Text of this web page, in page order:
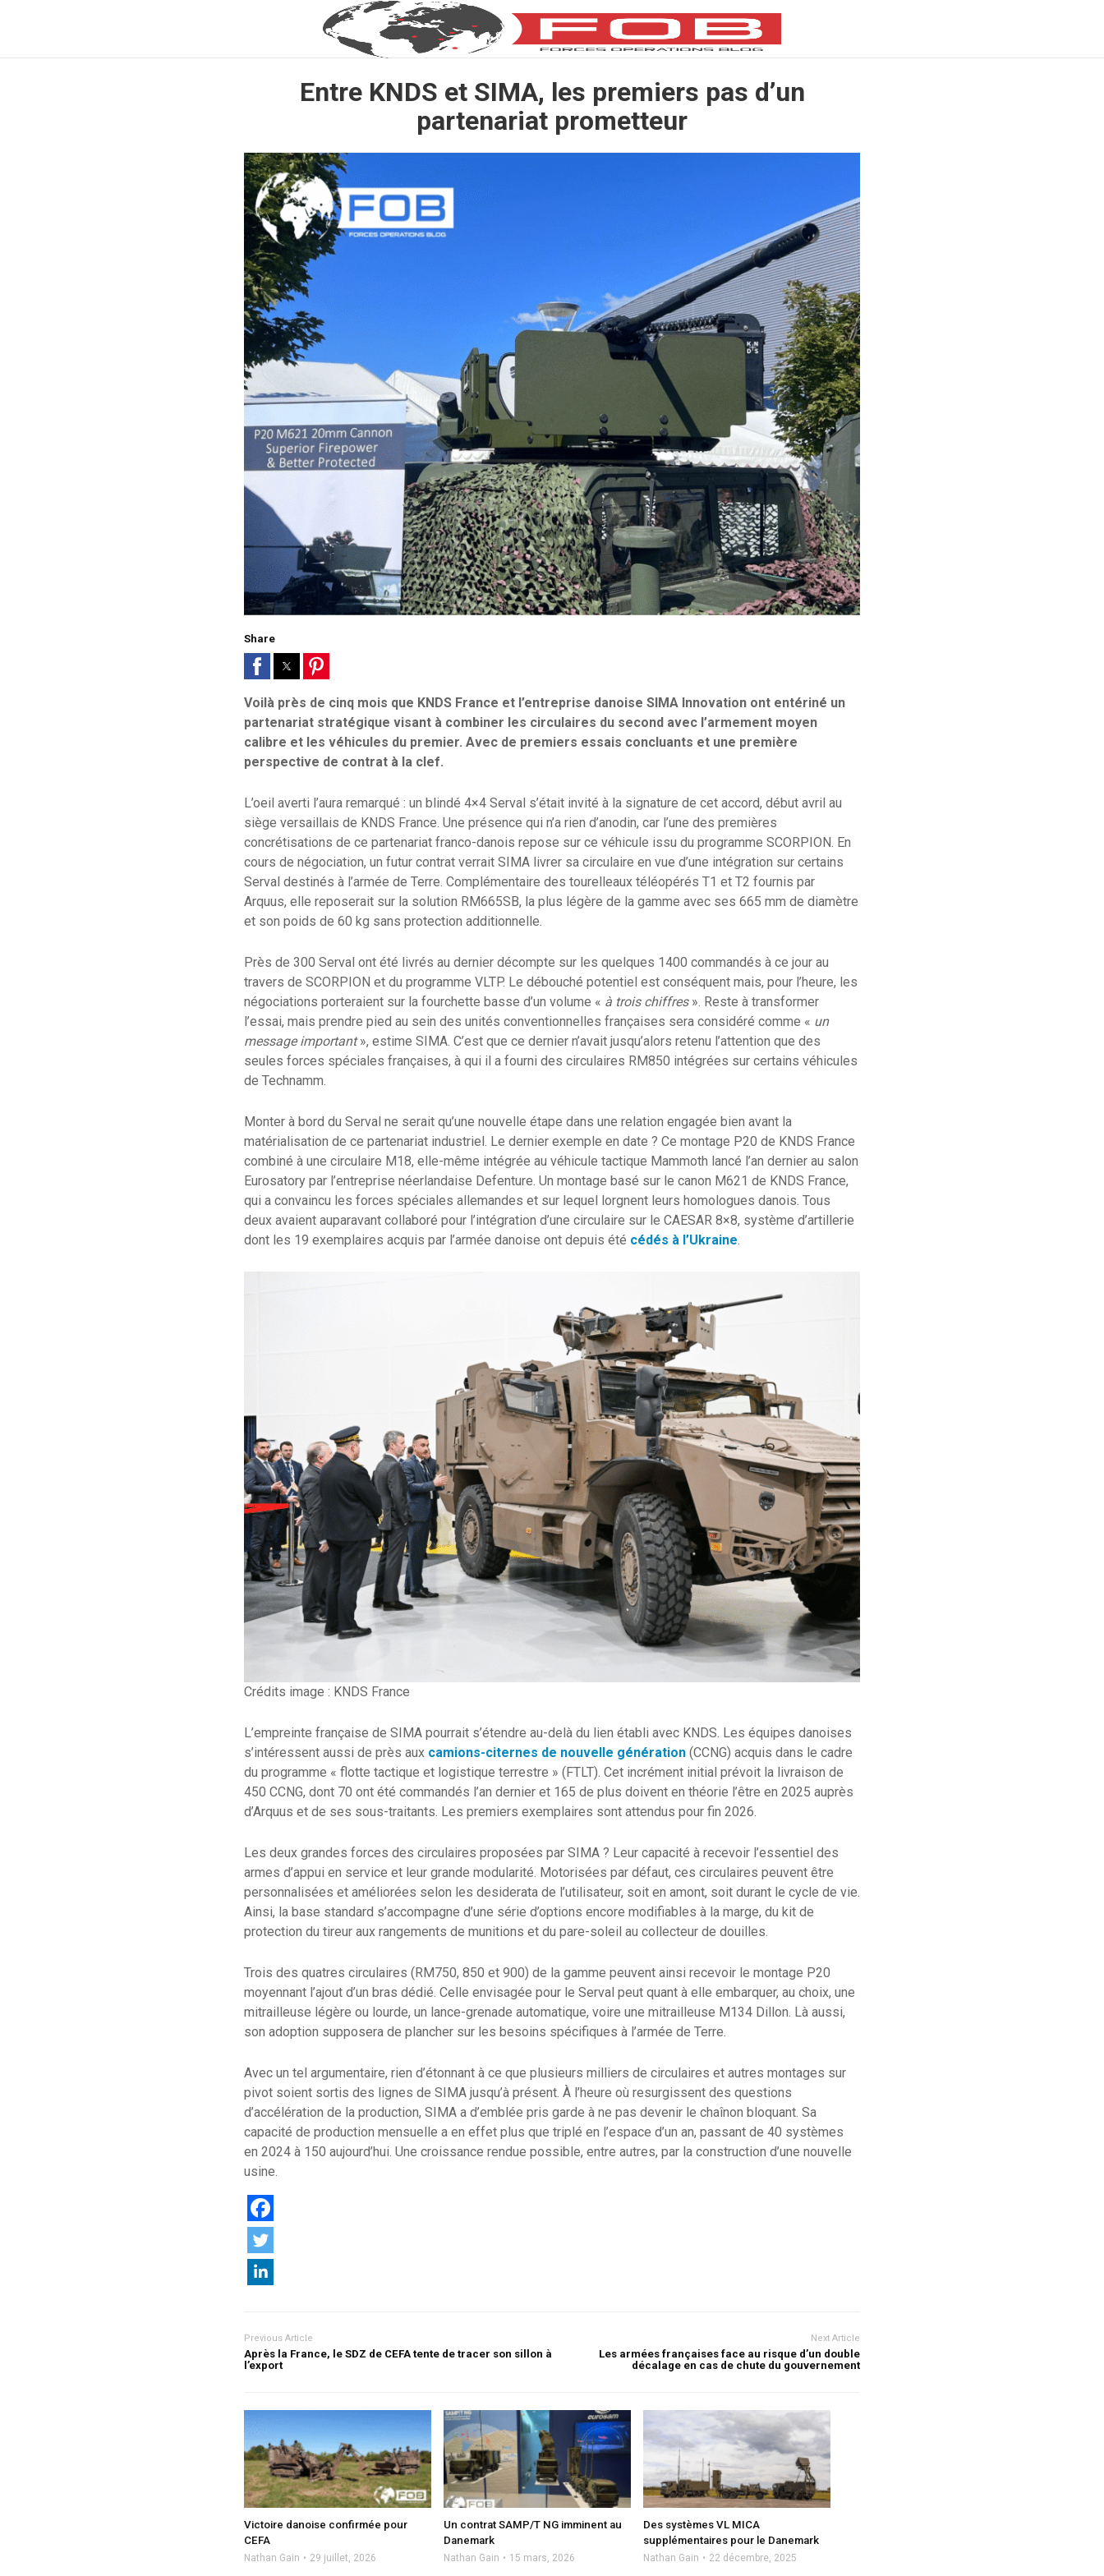
Entre KNDS et SIMA, les premiers pas d’un
partenariat prometteur
Share
Voilà près de cinq mois que KNDS France et l’entreprise danoise SIMA Innovation ont entériné un
partenariat stratégique visant à combiner les circulaires du second avec l’armement moyen
calibre et les véhicules du premier. Avec de premiers essais concluants et une première
perspective de contrat à la clef.
L’oeil averti l’aura remarqué : un blindé 4×4 Serval s’était invité à la signature de cet accord, début avril au
siège versaillais de KNDS France. Une présence qui n’a rien d’anodin, car l’une des premières
concrétisations de ce partenariat franco-danois repose sur ce véhicule issu du programme SCORPION. En
cours de négociation, un futur contrat verrait SIMA livrer sa circulaire en vue d’une intégration sur certains
Serval destinés à l’armée de Terre. Complémentaire des tourelleaux téléopérés T1 et T2 fournis par
Arquus, elle reposerait sur la solution RM665SB, la plus légère de la gamme avec ses 665 mm de diamètre
et son poids de 60 kg sans protection additionnelle.
Près de 300 Serval ont été livrés au dernier décompte sur les quelques 1400 commandés à ce jour au
travers de SCORPION et du programme VLTP. Le débouché potentiel est conséquent mais, pour l’heure, les
négociations porteraient sur la fourchette basse d’un volume « à trois chiffres». Reste à transformer
l’essai, mais prendre pied au sein des unités conventionnelles françaises sera considéré comme « un
message important», estime SIMA. C’est que ce dernier n’avait jusqu’alors retenu l’attention que des
seules forces spéciales françaises, à qui il a fourni des circulaires RM850 intégrées sur certains véhicules
de Technamm.
Monter à bord du Serval ne serait qu’une nouvelle étape dans une relation engagée bien avant la
matérialisation de ce partenariat industriel. Le dernier exemple en date ? Ce montage P20 de KNDS France
combiné à une circulaire M18, elle-même intégrée au véhicule tactique Mammoth lancé l’an dernier au salon
Eurosatory par l’entreprise néerlandaise Defenture. Un montage basé sur le canon M621 de KNDS France,
qui a convaincu les forces spéciales allemandes et sur lequel lorgnent leurs homologues danois. Tous
deux avaient auparavant collaboré pour l’intégration d’une circulaire sur le CAESAR 8×8, système d’artillerie
dont les 19 exemplaires acquis par l’armée danoise ont depuis été cédés à l’Ukraine.
Crédits image : KNDS France
L’empreinte française de SIMA pourrait s’étendre au-delà du lien établi avec KNDS. Les équipes danoises
s’intéressent aussi de près aux camions-citernes de nouvelle génération (CCNG) acquis dans le cadre
du programme « flotte tactique et logistique terrestre » (FTLT). Cet incrément initial prévoit la livraison de
450 CCNG, dont 70 ont été commandés l’an dernier et 165 de plus doivent en théorie l’être en 2025 auprès
d’Arquus et de ses sous-traitants. Les premiers exemplaires sont attendus pour fin 2026.
Les deux grandes forces des circulaires proposées par SIMA ? Leur capacité à recevoir l’essentiel des
armes d’appui en service et leur grande modularité. Motorisées par défaut, ces circulaires peuvent être
personnalisées et améliorées selon les desiderata de l’utilisateur, soit en amont, soit durant le cycle de vie.
Ainsi, la base standard s’accompagne d’une série d’options encore modifiables à la marge, du kit de
protection du tireur aux rangements de munitions et du pare-soleil au collecteur de douilles.
Trois des quatres circulaires (RM750, 850 et 900) de la gamme peuvent ainsi recevoir le montage P20
moyennant l’ajout d’un bras dédié. Celle envisagée pour le Serval peut quant à elle embarquer, au choix, une
mitrailleuse légère ou lourde, un lance-grenade automatique, voire une mitrailleuse M134 Dillon. Là aussi,
son adoption supposera de plancher sur les besoins spécifiques à l’armée de Terre.
Avec un tel argumentaire, rien d’étonnant à ce que plusieurs milliers de circulaires et autres montages sur
pivot soient sortis des lignes de SIMA jusqu’à présent. À l’heure où resurgissent des questions
d’accélération de la production, SIMA a d’emblée pris garde à ne pas devenir le chaînon bloquant. Sa
capacité de production mensuelle a en effet plus que triplé en l’espace d’un an, passant de 40 systèmes
en 2024 à 150 aujourd’hui. Une croissance rendue possible, entre autres, par la construction d’une nouvelle
usine.
Previous Article
Après la France, le SDZ de CEFA tente de tracer son sillon à
l’export
Next Article
Les armées françaises face au risque d’un double
décalage en cas de chute du gouvernement
Victoire danoise confirmée pour
CEFA
Nathan Gain 29 juillet, 2026
Un contrat SAMP/T NG imminent au
Danemark
Nathan Gain 15 mars, 2026
Des systèmes VL MICA
supplémentaires pour le Danemark
Nathan Gain 22 décembre, 2025